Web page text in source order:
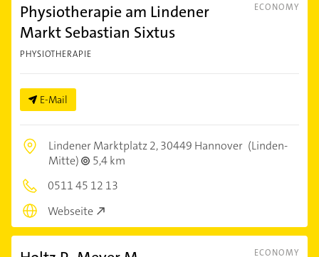
ECONOMY
Physiotherapie am Lindener
Markt Sebastian Sixtus
PHYSIOTHERAPIE
E-Mail
Lindener Marktplatz 2,30449 Hannover (Linden-
Mitte)
5,4 km
0511 45 12 13
Webseite
ECONOMY